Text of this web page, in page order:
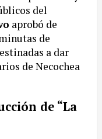
del
aprobó de
de
a dar
de Necochea
de “La